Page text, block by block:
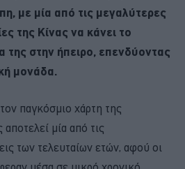
με μία από τις μεγαλύτερες
της Κίνας να κάνει το
της στην ήπειρο, επενδύοντας
μονάδα.
παγκόσμιο χάρτη της
μία από τις
των τελευταίων ετών, αφού οι